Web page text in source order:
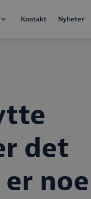
Kontakt Nyheter
det
noe